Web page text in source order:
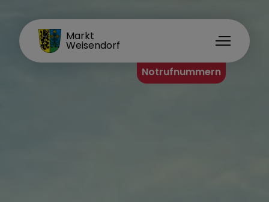
Markt
WeisendorfMARKT WEISENDORF
Notrufnummern